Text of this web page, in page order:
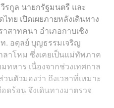
กูล​ นายกรัฐมนตรี และ
ทย เปิดเผยภายหลังเดินทาง
สาทคนา​ อำเภอกาบเชิง
. อดุลย์ บุญธรรมเจริญ
าโหม ซึ่งเคยเป็นแม่ทัพภาค
ทหาร​ เนื่องจากช่วงเทศกาล
นตัวมองว่า ถึงเวลาที่เหมาะ
ดร้อน จึงเดินทางมาตรวจ